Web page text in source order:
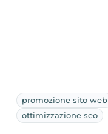
promozione sito web
ottimizzazione seo